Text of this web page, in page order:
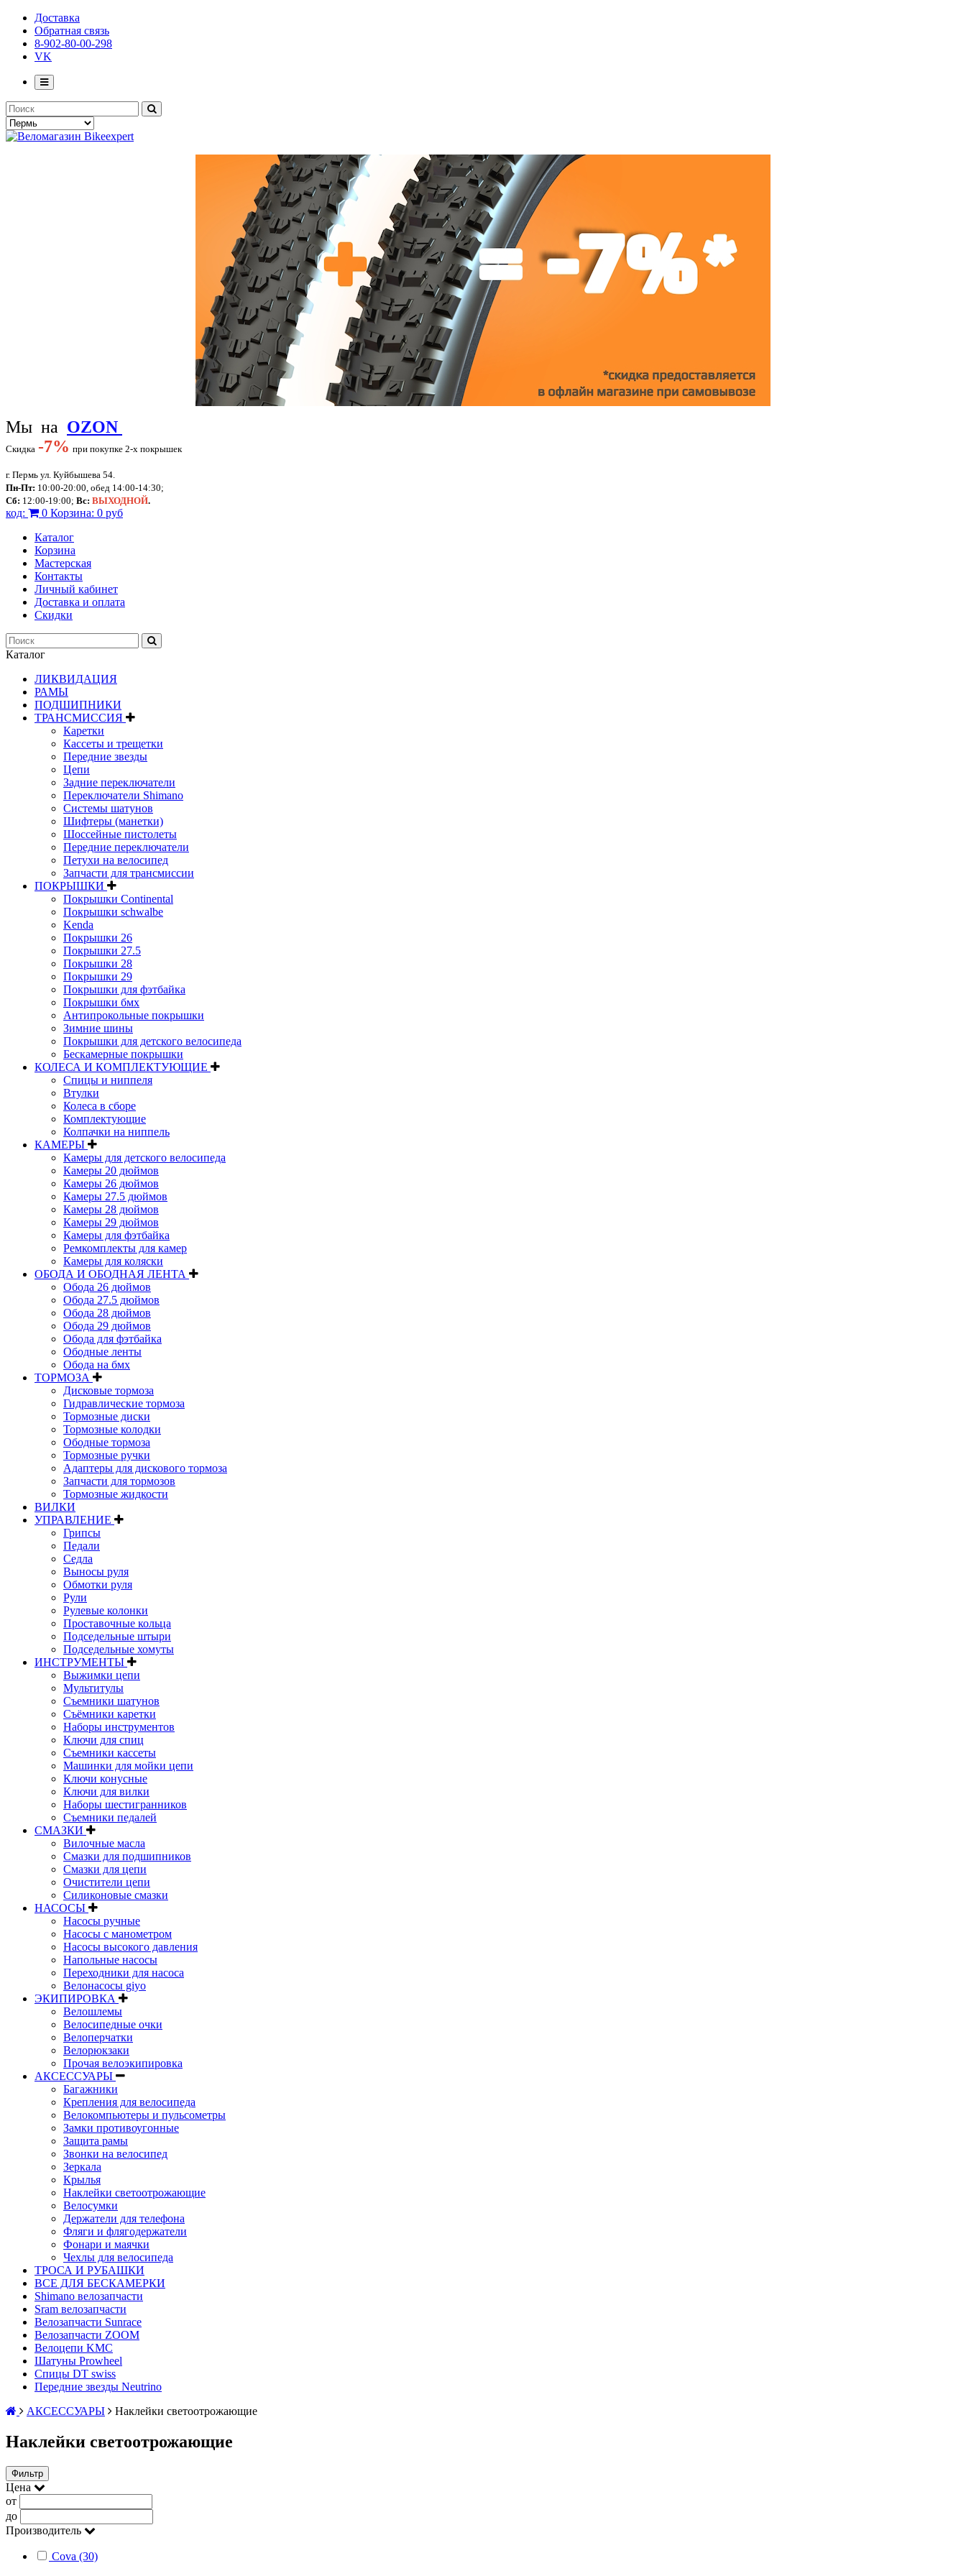
Доставка
Обратная связь
8-902-80-00-298
VK
Мы на OZON
Скидка -7% при покупке 2-х покрышек
г. Пермь ул. Куйбышева 54.
Пн-Пт: 10:00-20:00, обед 14:00-14:30;
Сб: 12:00-19:00; Вс: ВЫХОДНОЙ.
код: 0 Корзина: 0 руб
Каталог
Корзина
Мастерская
Контакты
Личный кабинет
Доставка и оплата
Скидки
Каталог
ЛИКВИДАЦИЯ
РАМЫ
ПОДШИПНИКИ
ТРАНСМИССИЯ
Каретки
Кассеты и трещетки
Передние звезды
Цепи
Задние переключатели
Переключатели Shimano
Системы шатунов
Шифтеры (манетки)
Шоссейные пистолеты
Передние переключатели
Петухи на велосипед
Запчасти для трансмиссии
ПОКРЫШКИ
Покрышки Continental
Покрышки schwalbe
Kenda
Покрышки 26
Покрышки 27.5
Покрышки 28
Покрышки 29
Покрышки для фэтбайка
Покрышки бмх
Антипрокольные покрышки
Зимние шины
Покрышки для детского велосипеда
Бескамерные покрышки
КОЛЕСА И КОМПЛЕКТУЮЩИЕ
Спицы и ниппеля
Втулки
Колеса в сборе
Комплектующие
Колпачки на ниппель
КАМЕРЫ
Камеры для детского велосипеда
Камеры 20 дюймов
Камеры 26 дюймов
Камеры 27.5 дюймов
Камеры 28 дюймов
Камеры 29 дюймов
Камеры для фэтбайка
Ремкомплекты для камер
Камеры для коляски
ОБОДА И ОБОДНАЯ ЛЕНТА
Обода 26 дюймов
Обода 27.5 дюймов
Обода 28 дюймов
Обода 29 дюймов
Обода для фэтбайка
Ободные ленты
Обода на бмх
ТОРМОЗА
Дисковые тормоза
Гидравлические тормоза
Тормозные диски
Тормозные колодки
Ободные тормоза
Тормозные ручки
Адаптеры для дискового тормоза
Запчасти для тормозов
Тормозные жидкости
ВИЛКИ
УПРАВЛЕНИЕ
Грипсы
Педали
Седла
Выносы руля
Обмотки руля
Рули
Рулевые колонки
Проставочные кольца
Подседельные штыри
Подседельные хомуты
ИНСТРУМЕНТЫ
Выжимки цепи
Мультитулы
Съемники шатунов
Съёмники каретки
Наборы инструментов
Ключи для спиц
Съемники кассеты
Машинки для мойки цепи
Ключи конусные
Ключи для вилки
Наборы шестигранников
Съемники педалей
СМАЗКИ
Вилочные масла
Смазки для подшипников
Смазки для цепи
Очистители цепи
Силиконовые смазки
НАСОСЫ
Насосы ручные
Насосы с манометром
Насосы высокого давления
Напольные насосы
Переходники для насоса
Велонасосы giyo
ЭКИПИРОВКА
Велошлемы
Велосипедные очки
Велоперчатки
Велорюкзаки
Прочая велоэкипировка
АКСЕССУАРЫ
Багажники
Крепления для велосипеда
Велокомпьютеры и пульсометры
Замки противоугонные
Защита рамы
Звонки на велосипед
Зеркала
Крылья
Наклейки светоотрожающие
Велосумки
Держатели для телефона
Фляги и флягодержатели
Фонари и маячки
Чехлы для велосипеда
ТРОСА И РУБАШКИ
ВСЕ ДЛЯ БЕСКАМЕРКИ
Shimano велозапчасти
Sram велозапчасти
Велозапчасти Sunrace
Велозапчасти ZOOM
Велоцепи KMC
Шатуны Prowheel
Спицы DT swiss
Передние звезды Neutrino
АКСЕССУАРЫ
Наклейки светоотрожающие
Наклейки светоотрожающие
Фильтр
Цена
от
до
Производитель
Cova (30)